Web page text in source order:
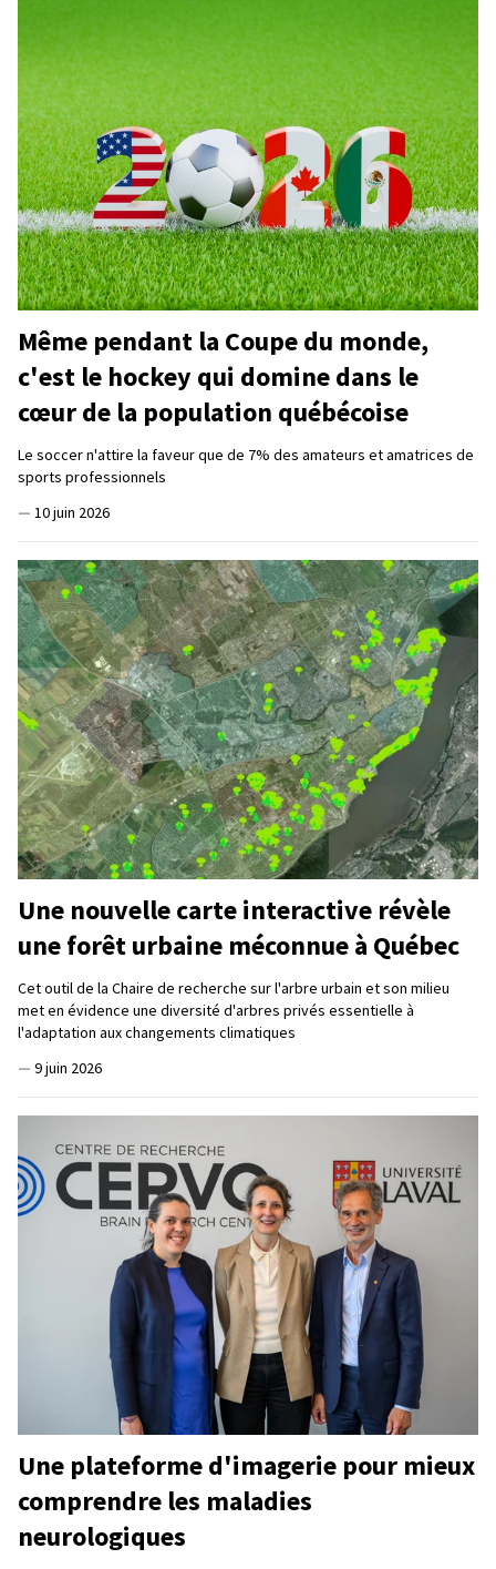
Même pendant la Coupe du monde,
c'est le hockey qui domine dans le
cœur de la population québécoise
Le soccer n'attire la faveur que de 7% des amateurs et amatrices de
sports professionnels
— 10 juin 2026
Une nouvelle carte interactive révèle
une forêt urbaine méconnue à Québec
Cet outil de la Chaire de recherche sur l'arbre urbain et son milieu
met en évidence une diversité d'arbres privés essentielle à
l'adaptation aux changements climatiques
— 9 juin 2026
Une plateforme d'imagerie pour mieux
comprendre les maladies
neurologiques